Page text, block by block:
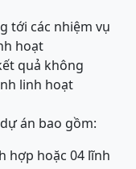
tới các nhiệm vụ
hoạt
quả không
linh hoạt
án bao gồm:
hợp hoặc 04 lĩnh